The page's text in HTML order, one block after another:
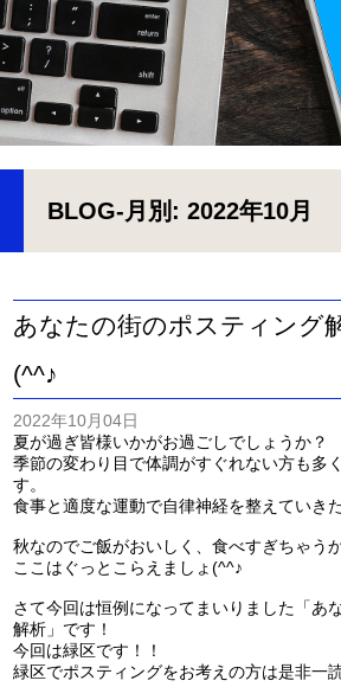
BLOG-月別: 2022年10月
あなたの街のポスティング
(^^♪
2022年10月04日
夏が過ぎ皆様いかがお過ごしでしょうか？
季節の変わり目で体調がすぐれない方も多
す。
食事と適度な運動で自律神経を整えていき
秋なのでご飯がおいしく、食べすぎちゃう
ここはぐっとこらえましょ(^^♪
さて今回は恒例になってまいりました「あ
解析」です！
今回は緑区です！！
緑区でポスティングをお考えの方は是非一